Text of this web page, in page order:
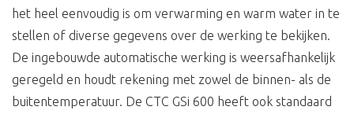
het heel eenvoudig is om verwarming en warm water in te
stellen of diverse gegevens over de werking te bekijken.
De ingebouwde automatische werking is weersafhankelijk
geregeld en houdt rekening met zowel de binnen- als de
buitentemperatuur. De CTC GSi 600 heeft ook standaard